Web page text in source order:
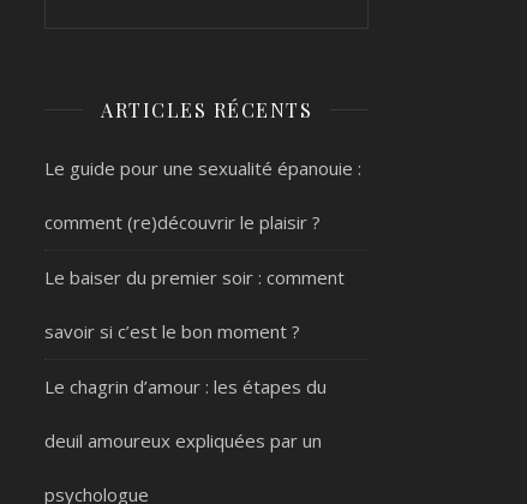
ARTICLES RÉCENTS
Le guide pour une sexualité épanouie :
comment (re)découvrir le plaisir ?
Le baiser du premier soir : comment
savoir si c’est le bon moment ?
Le chagrin d’amour : les étapes du
deuil amoureux expliquées par un
psychologue